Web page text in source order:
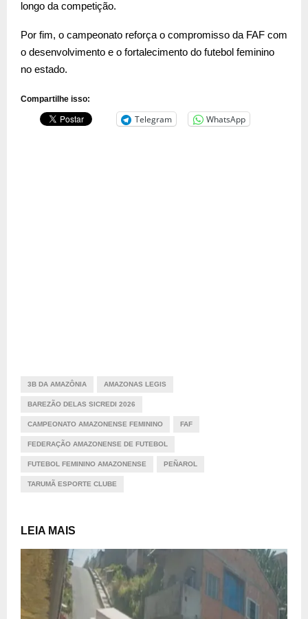
longo da competição.
Por fim, o campeonato reforça o compromisso da FAF com
o desenvolvimento e o fortalecimento do futebol feminino
no estado.
Compartilhe isso:
Telegram WhatsApp
3B DA AMAZÔNIA AMAZONAS LEGIS
BAREZÃO DELAS SICREDI 2026
CAMPEONATO AMAZONENSE FEMININO FAF
FEDERAÇÃO AMAZONENSE DE FUTEBOL
FUTEBOL FEMININO AMAZONENSE PEÑAROL
TARUMÃ ESPORTE CLUBE
LEIA MAIS